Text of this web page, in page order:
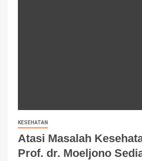
KESEHATAN
Atasi Masalah
Prof. dr. Moeljono